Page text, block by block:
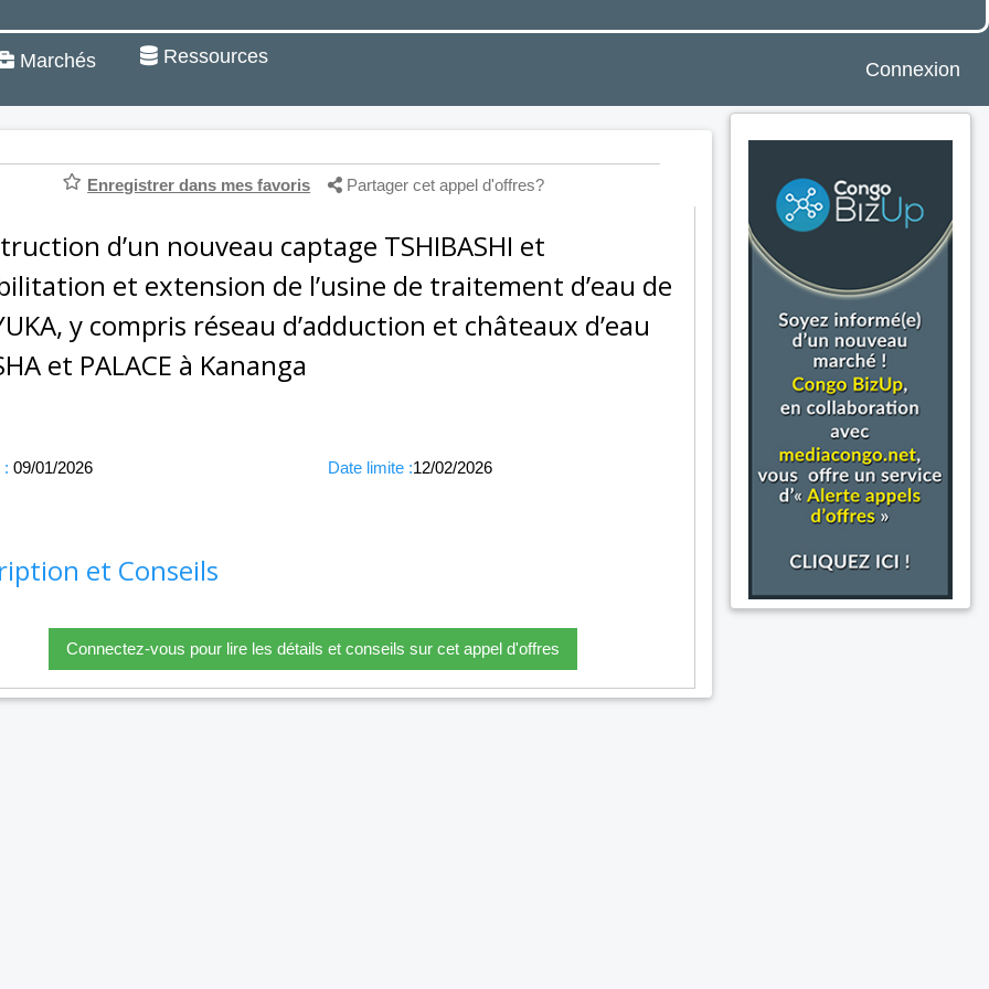
Marchés Ressources
Connexion
Enregistrer dans mes favoris Partager cet appel d'offres?
d’un nouveau captage TSHIBASHI et
et extension de l’usine de traitement d’eau de
y compris réseau d’adduction et châteaux d’eau
et PALACE à Kananga
: 09/01/2026 Date limite :12/02/2026
et Conseils
Connectez-vous pour lire les détails et conseils sur cet appel d'offres